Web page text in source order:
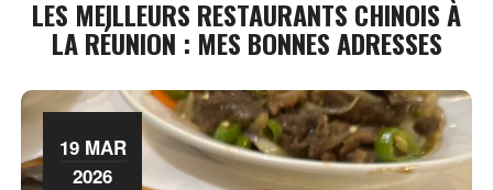
LES MEILLEURS RESTAURANTS CHINOIS À
LA RÉUNION : MES BONNES ADRESSES
19 MAR
2026